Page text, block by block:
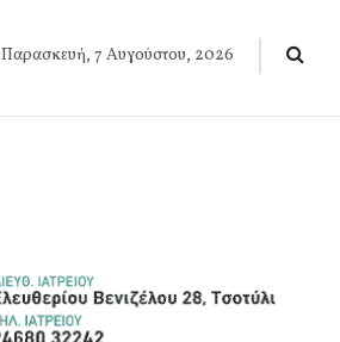
Παρασκευή, 7 Αυγούστου, 2026